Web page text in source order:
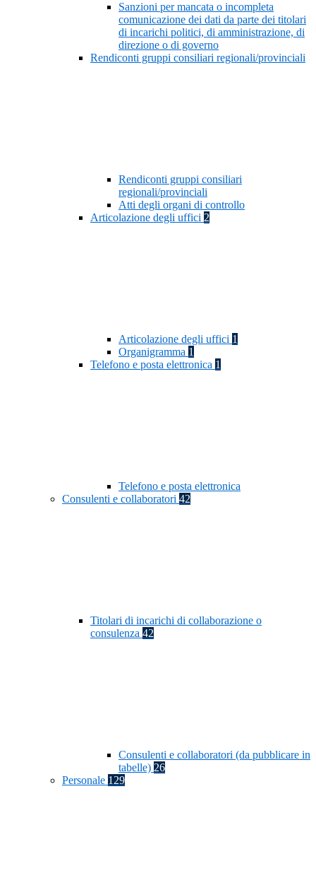
Sanzioni per mancata o incompleta
comunicazione dei dati da parte dei titolari
di incarichi politici, di amministrazione, di
direzione o di governo
Rendiconti gruppi consiliari regionali/provinciali
Rendiconti gruppi consiliari
regionali/provinciali
Atti degli organi di controllo
Articolazione degli uffici 2
Articolazione degli uffici 1
Organigramma 1
Telefono e posta elettronica 1
Telefono e posta elettronica
Consulenti e collaboratori 42
Titolari di incarichi di collaborazione o
consulenza 42
Consulenti e collaboratori (da pubblicare in
tabelle) 26
Personale 129